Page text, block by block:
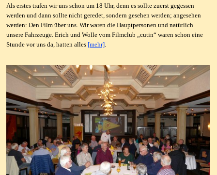
Als erstes trafen wir uns schon um 18 Uhr, denn es sollte zuerst gegessen
werden und dann sollte nicht geredet, sondern gesehen werden; angesehen
werden: Den Film über uns. Wir waren die Hauptpersonen und natürlich
unsere Fahrzeuge. Erich und Wolle vom Filmclub „cutin“ waren schon eine
Stunde vor uns da, hatten alles [mehr]